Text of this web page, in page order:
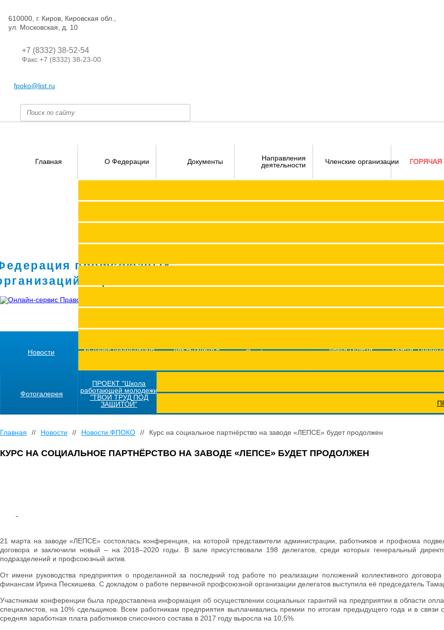
610000, г. Киров, Кировская обл.,
ул. Московская, д. 10
+7 (8332) 38-52-54
Факс +7 (8332) 38-23-00
fpoko@list.ru
Главная О Федерации Документы
Сводные данные о
Научно-
Направления
деятельности
Членские организации
профсоюзных
Кировской области
Новости
История профсоюзов
Как вступить в
Профсоюз помог
Книга Почета
Газета
Фотогалерея
ПРОЕКТ "Школа
работающей молодежи
"ТВОЙ ТРУД ПОД
ЗАЩИТОЙ"
Главная // Новости // Новости ФПОКО // Курс на социальное партнёрство на заводе «ЛЕПСЕ» будет продолжен
КУРС НА СОЦИАЛЬНОЕ ПАРТНЁРСТВО НА ЗАВОДЕ «ЛЕПСЕ» БУДЕТ ПРОДОЛЖЕН
21 марта на заводе «ЛЕПСЕ» состоялась конференция, на которой представители администрации, работников и профкома
договора и заключили новый – на 2018–2020 годы. В зале присутствовали 198 делегатов, среди которых генеральный
подразделений и профсоюзный актив.
От имени руководства предприятия о проделанной за последний год работе по реализации положений коллективного договора
финансам Ирина Пескишева. С докладом о работе первичной профсоюзной организации делегатов выступила её председатель
Участникам конференции была предоставлена информация об осуществлении социальных гарантий на предприятии в области
специалистов, на 10% сдельщиков. Всем работникам предприятия выплачивались премии по итогам предыдущего года и в
средняя заработная плата работников списочного состава в 2017 году выросла на 10,5%.